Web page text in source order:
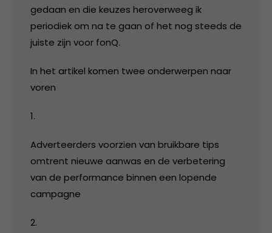
gedaan en die keuzes heroverweeg ik
periodiek om na te gaan of het nog steeds de
juiste zijn voor fonQ.
In het artikel komen twee onderwerpen naar
voren
1.
Adverteerders voorzien van bruikbare tips
omtrent nieuwe aanwas en de verbetering
van de performance binnen een lopende
campagne
2.